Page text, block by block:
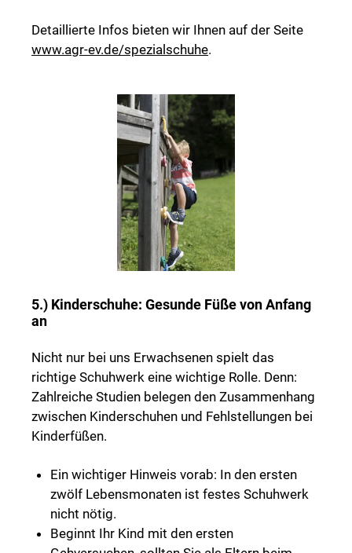
Detaillierte Infos bieten wir Ihnen auf der Seite
www.agr-ev.de/spezialschuhe.
5.) Kinderschuhe: Gesunde Füße von Anfang
an
Nicht nur bei uns Erwachsenen spielt das
richtige Schuhwerk eine wichtige Rolle. Denn:
Zahlreiche Studien belegen den Zusammenhang
zwischen Kinderschuhen und Fehlstellungen bei
Kinderfüßen.
Ein wichtiger Hinweis vorab: In den ersten
zwölf Lebensmonaten ist festes Schuhwerk
nicht nötig.
Beginnt Ihr Kind mit den ersten